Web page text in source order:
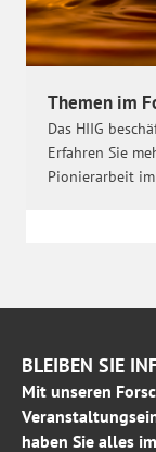
Themen im
Das HIIG
Erfahren Sie
Pionierarbeit
BLEIBEN SIE
Mit unseren
haben Sie alles